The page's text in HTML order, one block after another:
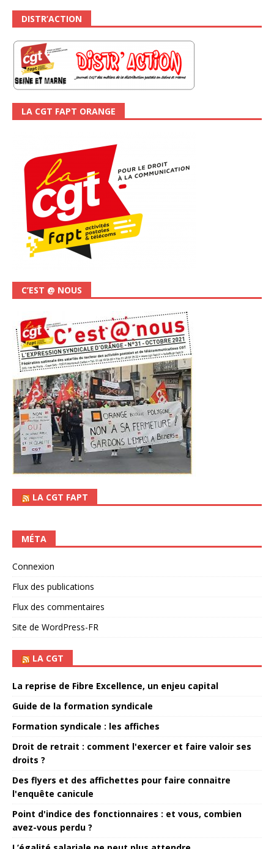
DISTR’ACTION
LA CGT FAPT ORANGE
C’EST @ NOUS
LA CGT FAPT
MÉTA
Connexion
Flux des publications
Flux des commentaires
Site de WordPress-FR
LA CGT
La reprise de Fibre Excellence, un enjeu capital
Guide de la formation syndicale
Formation syndicale : les affiches
Droit de retrait : comment l'exercer et faire valoir ses
droits ?
Des flyers et des affichettes pour faire connaitre
l'enquête canicule
Point d'indice des fonctionnaires : et vous, combien
avez-vous perdu ?